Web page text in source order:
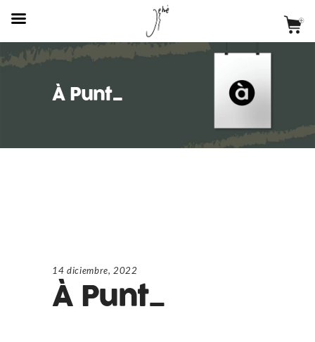
À Punt_
14 diciembre, 2022
À Punt_